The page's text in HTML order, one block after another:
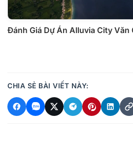
Đánh Giá Dự Án Alluvia City Văn
CHIA SẺ BÀI VIẾT NÀY: